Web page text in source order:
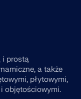
i prostą
a także
płytowymi,
objętościowymi.